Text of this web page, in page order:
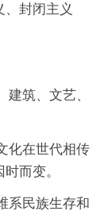
封闭主义
筑、文艺、
化在世代相传
而变。
系民族生存和